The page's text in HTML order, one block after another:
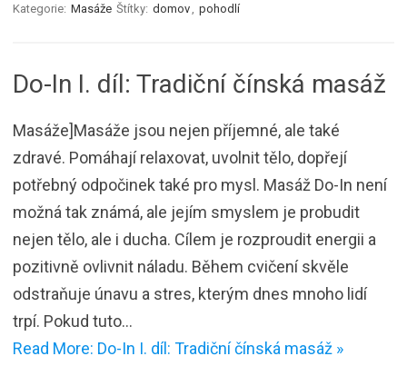
Kategorie: Masáže Štítky: domov pohodlí
Do-In I. díl: Tradiční čínská masáž
Masáže]Masáže jsou nejen příjemné, ale také
zdravé. Pomáhají relaxovat, uvolnit tělo, dopřejí
potřebný odpočinek také pro mysl. Masáž Do-In není
možná tak známá, ale jejím smyslem je probudit
nejen tělo, ale i ducha. Cílem je rozproudit energii a
pozitivně ovlivnit náladu. Během cvičení skvěle
odstraňuje únavu a stres, kterým dnes mnoho lidí
trpí. Pokud tuto…
Read More: Do-In I. díl: Tradiční čínská masáž »